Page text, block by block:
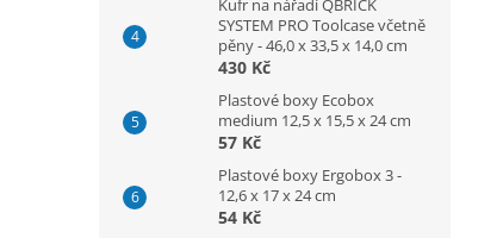
Kufr na nářadí QBRICK
SYSTEM PRO Toolcase včetně
pěny - 46,0 x 33,5 x 14,0 cm
430 Kč
Plastové boxy Ecobox
medium 12,5 x 15,5 x 24 cm
57 Kč
Plastové boxy Ergobox 3 -
12,6 x 17 x 24 cm
54 Kč